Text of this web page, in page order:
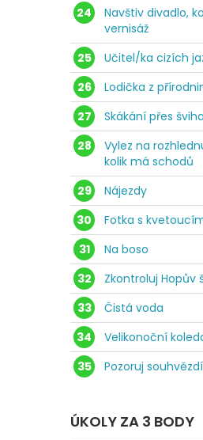
24
Navštiv divadlo,
vernisáž
25
Učitel/ka cizích
26
Lodička z
27
Skákání přes
28
Vylez na
kolik má schodů
29
Nájezdy
30
Fotka s
31
Na boso
32
Zkontroluj Hopův
33
Čistá voda
34
Velikonoční
35
Pozoruj souhvězdí
ÚKOLY ZA 3 BODY